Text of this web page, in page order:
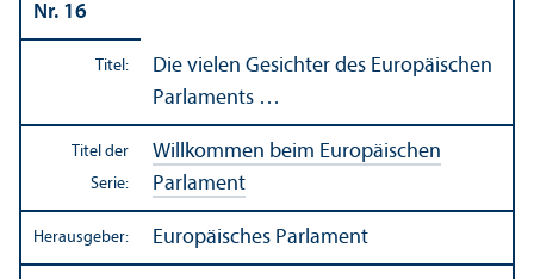
Nr. 16
Titel:
Die vielen Gesichter des Europäischen
Parlaments …
Titel der
Serie:
Willkommen beim Europäischen
Parlament
Herausgeber: Europäisches Parlament